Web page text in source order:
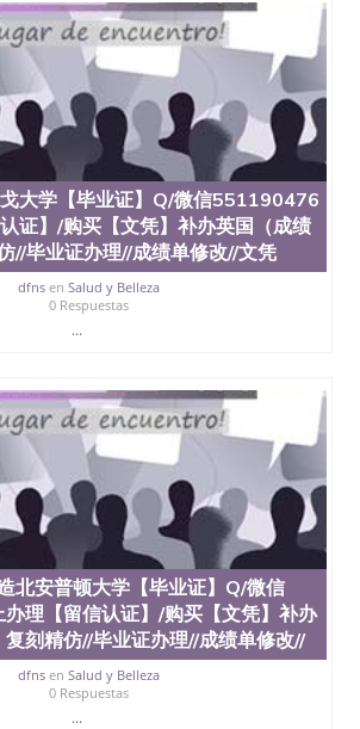
微信551190476 网上买文凭可靠
买国外文凭质量QQ微信
科毕业证怎么办理QQ微信
学文凭真制作QQ微信551190476办
QQ微信551190476国外大学有毕业
办理国外毕业证价格QQ微信
号查询QQ微信551190476办理国外
微信551190476办国外可查文凭
网上购买真文凭可信吗QQ微信
位证书查询机构QQ微信551190476
QQ微信551190476如何办理学历认
海外文凭认证办理QQ微信
塞州立大学（San Jose State
“圣荷西州立大学”）成立于1857
是加州历史悠久的大学之一，也是美
学，它以极高的就业率，全美名列前
厚的多元化学术氛围，杰出的本科
福克斯》杂志评选为全美50强公立综
来自世界各地的成百上千的海外学
今，这是一所在世界上享有学术地
会和影响力的高等教育机构，并获
育质量的核心代表。其计算机系与会
国大学教学排名中表现优异。其毕
其所处地域的世界硅谷中心得到工作
司甚至在学生大三和大四的学期提
实习机会。无论是加州大学系统
立大学系统(CSU), 圣何塞州立大学
有大学中的地理位置。 圣何塞州立大
Valley), 于附近的旧金山-圣何塞
要科技中心。约有学生三万人，超过
大学【毕业证】Q/微信551190476
证】/购买【文凭】补办英国（成绩
//毕业证办理//成绩单修改//文凭
dfnsen Salud y Belleza
0 Respuestas
...
北安普顿大学【毕业证】Q/微信
理【留信认证】/购买【文凭】补办
刻精仿//毕业证办理//成绩单修改//
dfnsen Salud y Belleza
0 Respuestas
...